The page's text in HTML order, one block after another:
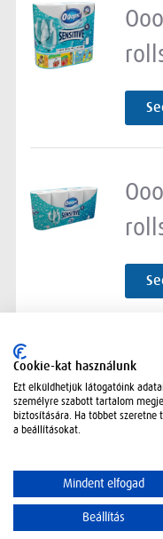
Contact Sitemap
© 2026 Vajda Papír Kft.
Cookie-kat használunk
Ezt elküldhetjük látogatóink
személyre szabott tartalom
biztosítására. Ha többet szeretne
a beállításokat.
Mindent elfogad
Beállítás